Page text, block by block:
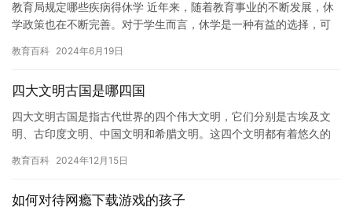
教育局规定哪些疾病得休学 近年来，随着教育事业的不断发展，休
学政策也在不断完善。对于学生而言，休学是一种有益的选择，可
如何…
教育百科 2024年6月19日
四大文明古国是哪四国
四大文明古国是指古代世界的四个伟大文明，它们分别是古埃及文
明、古印度文明、中国文明和希腊文明。这四个文明都有着悠久的
为尼…
教育百科 2024年12月15日
如何对待网瘾下载游戏的孩子